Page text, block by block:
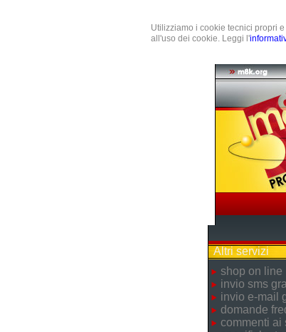
Utilizziamo i cookie tecnici propri
all'uso dei cookie. Leggi l'
Altri servizi
shop on line
invio sms
invio e-mail
domande
commenti ai